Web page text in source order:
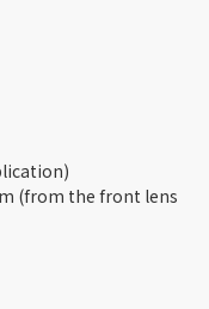
(from the front lens